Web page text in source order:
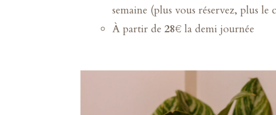
semaine (plus vous réservez, plus le
À partir de 28€ la demi journée